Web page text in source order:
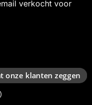
verkocht voor
onze klanten zeggen